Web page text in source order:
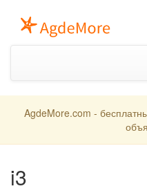
AgdeMore.com -
i3